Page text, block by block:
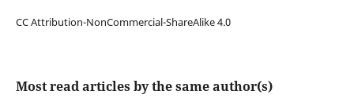
CC Attribution-NonCommercial-ShareAlike 4.0
Most read articles by the same author(s)